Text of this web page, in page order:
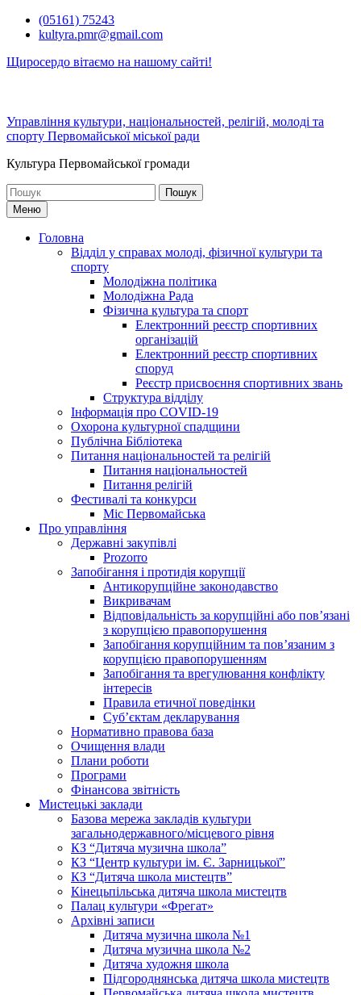
Перейти(05161) 75243
kultyra.pmr@gmail.com
Щиросердо вітаємо на нашому сайті!
Управління культури, національностей, релігій, молоді та
спорту Первомайської міської ради
Культура Первомайcької громади
Шукати:
Меню
Головна
Відділ у справах молоді, фізичної культури та
спорту
Молодіжна політика
Молодіжна Рада
Фізична культура та спорт
Електронний реєстр спортивних
організацій
Електронний реєстр спортивних
споруд
Реєстр присвоєння спортивних звань
Структура відділу
Інформація про COVID-19
Охорона культурної спадщини
Публічна Бібліотека
Питання національностей та релігій
Питання національностей
Питання релігій
Фестивалі та конкурси
Міс Первомайська
Про управління
Державні закупівлі
Prozorro
Запобігання і протидія корупції
Антикорупційне законодавство
Викривачам
Відповідальність за корупційні або пов’язані
з корупцією правопорушення
Запобігання корупційним та пов’язаним з
корупцією правопорушенням
Запобігання та врегулювання конфлікту
інтересів
Правила етичної поведінки
Суб’єктам декларування
Нормативно правова база
Очищення влади
Плани роботи
Програми
Фінансова звітність
Мистецькі заклади
Базова мережа закладів культури
загальнодержавного/місцевого рівня
КЗ “Дитяча музична школа”
КЗ “Центр культури ім. Є. Зарницької”
КЗ “Дитяча школа мистецтв”
Кінецьпільська дитяча школа мистецтв
Палац культури «Фрегат»
Архівні записи
Дитяча музична школа №1
Дитяча музична школа №2
Дитяча художня школа
Підгороднянська дитяча школа мистецтв